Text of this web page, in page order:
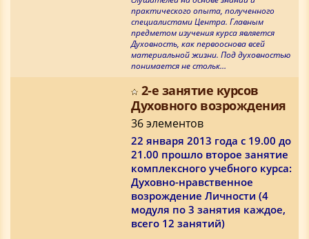
практического опыта, полученного
специалистами Центра. Главным
предметом изучения курса является
Духовность, как первооснова всей
материальной жизни. Под духовностью
понимается не стольк…
2-е занятие курсов
Духовного возрождения
36 элементов
22 января 2013 года c 19.00 до
21.00 прошло второе занятие
комплексного учебного курса:
Духовно-нравственное
возрождение Личности (4
модуля по 3 занятия каждое,
всего 12 занятий)